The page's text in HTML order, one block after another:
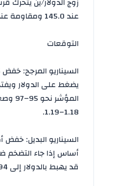
عند 145.0 ومقاومة عند 148.4–149.0.
التوقعات
يضغط على الدولار
1.18–1.19.
أساس إذا جاء التضخم
قد يهبط بالدولار إلى 94–95.